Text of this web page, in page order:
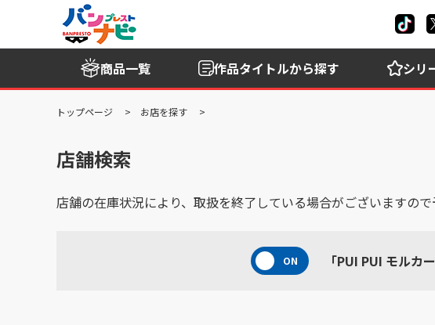
商品一覧 作品タイトルから探す シリ
トップページ お店を探す
店舗検索
店舗の在庫状況により、取扱を終了している場合がございますので
「PUI PUI モルカ